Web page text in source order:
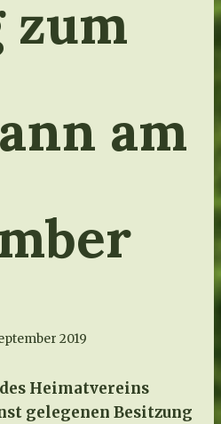
zum
am
2019
Heimatvereins
gelegenen Besitzung